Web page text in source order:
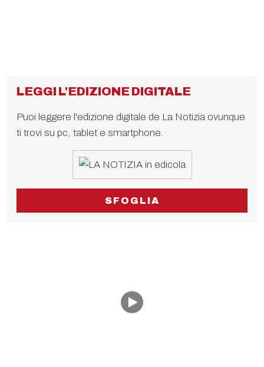
LEGGI L'EDIZIONE DIGITALE
Puoi leggere l'edizione digitale de La Notizia ovunque
ti trovi su pc, tablet e smartphone.
SFOGLIA